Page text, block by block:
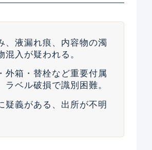
、液漏れ痕、内容物の濁
混入が疑われる。
外箱・替栓など重要付属
ラベル破損で識別困難。
疑義がある、出所が不明